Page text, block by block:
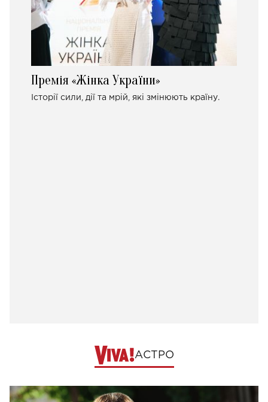
Премія «Жінка України»
Історії сили, дії та мрій, які змінюють країну.
АСТРО